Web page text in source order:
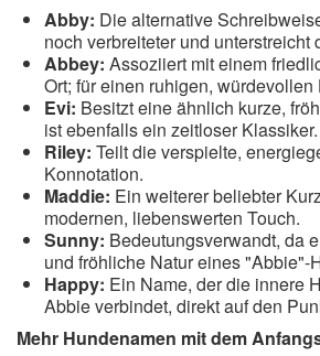
Abby: Die alternative
noch verbreiteter und unterstreicht
Abbey: Assoziiert mit einem
Ort; für einen ruhigen, würdevollen
Evi: Besitzt eine ähnlich kurze,
ist ebenfalls ein zeitloser Klassiker.
Riley: Teilt die verspielte,
Konnotation.
Maddie: Ein weiterer beliebter
modernen, liebenswerten Touch.
Sunny: Bedeutungsverwandt, da
und fröhliche Natur eines "Abbie"-
Happy: Ein Name, der die innere
Abbie verbindet, direkt auf den
Mehr Hundenamen mit dem